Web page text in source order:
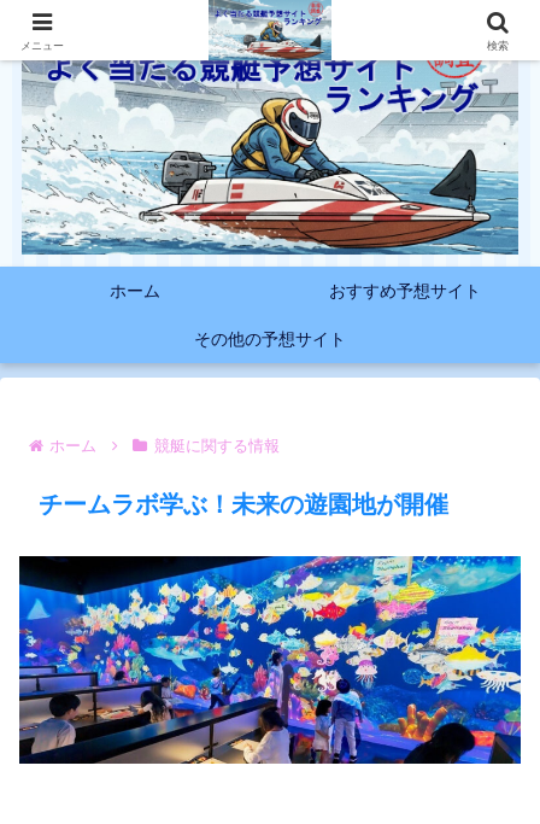
ホーム おすすめ予想サイト
その他の予想サイト
ホーム 競艇に関する情報
チームラボ学ぶ！未来の遊園地が開催
メニュー 検索